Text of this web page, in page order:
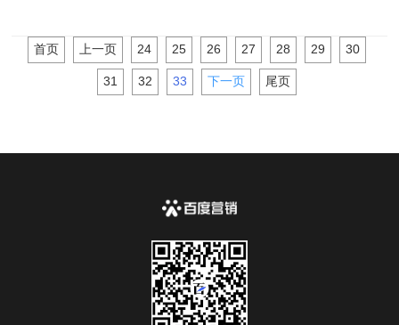
首页 上一页 24 25 26 27 28 29 30
31 32 33 下一页 尾页